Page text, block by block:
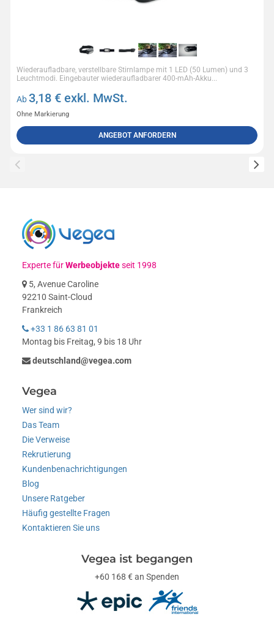
Wiederaufladbare, verstellbare Stirnlampe mit 1 LED (50 Lumen) und 3
Leuchtmodi. Eingebauter wiederaufladbarer 400-mAh-Akku...
Ab3,18 € exkl. MwSt.
Ohne Markierung
ANGEBOT ANFORDERN
Experte fürWerbeobjekteseit 1998
5, Avenue Caroline
92210 Saint-Cloud
Frankreich
+33 1 86 63 81 01
Montag bis Freitag, 9 bis 18 Uhr
deutschland@vegea.com
Vegea
Wer sind wir?
Das Team
Die Verweise
Rekrutierung
Kundenbenachrichtigungen
Blog
Unsere Ratgeber
Häufig gestellte Fragen
Kontaktieren Sie uns
Vegea ist begangen
+60 168 € an Spenden